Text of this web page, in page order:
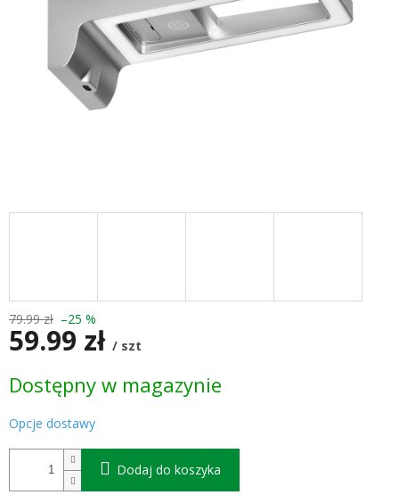
79.99 zł –25 %
59.99 zł / szt
jednostkowa:
Dostępny w magazynie
Opcje dostawy
Dodaj do koszyka